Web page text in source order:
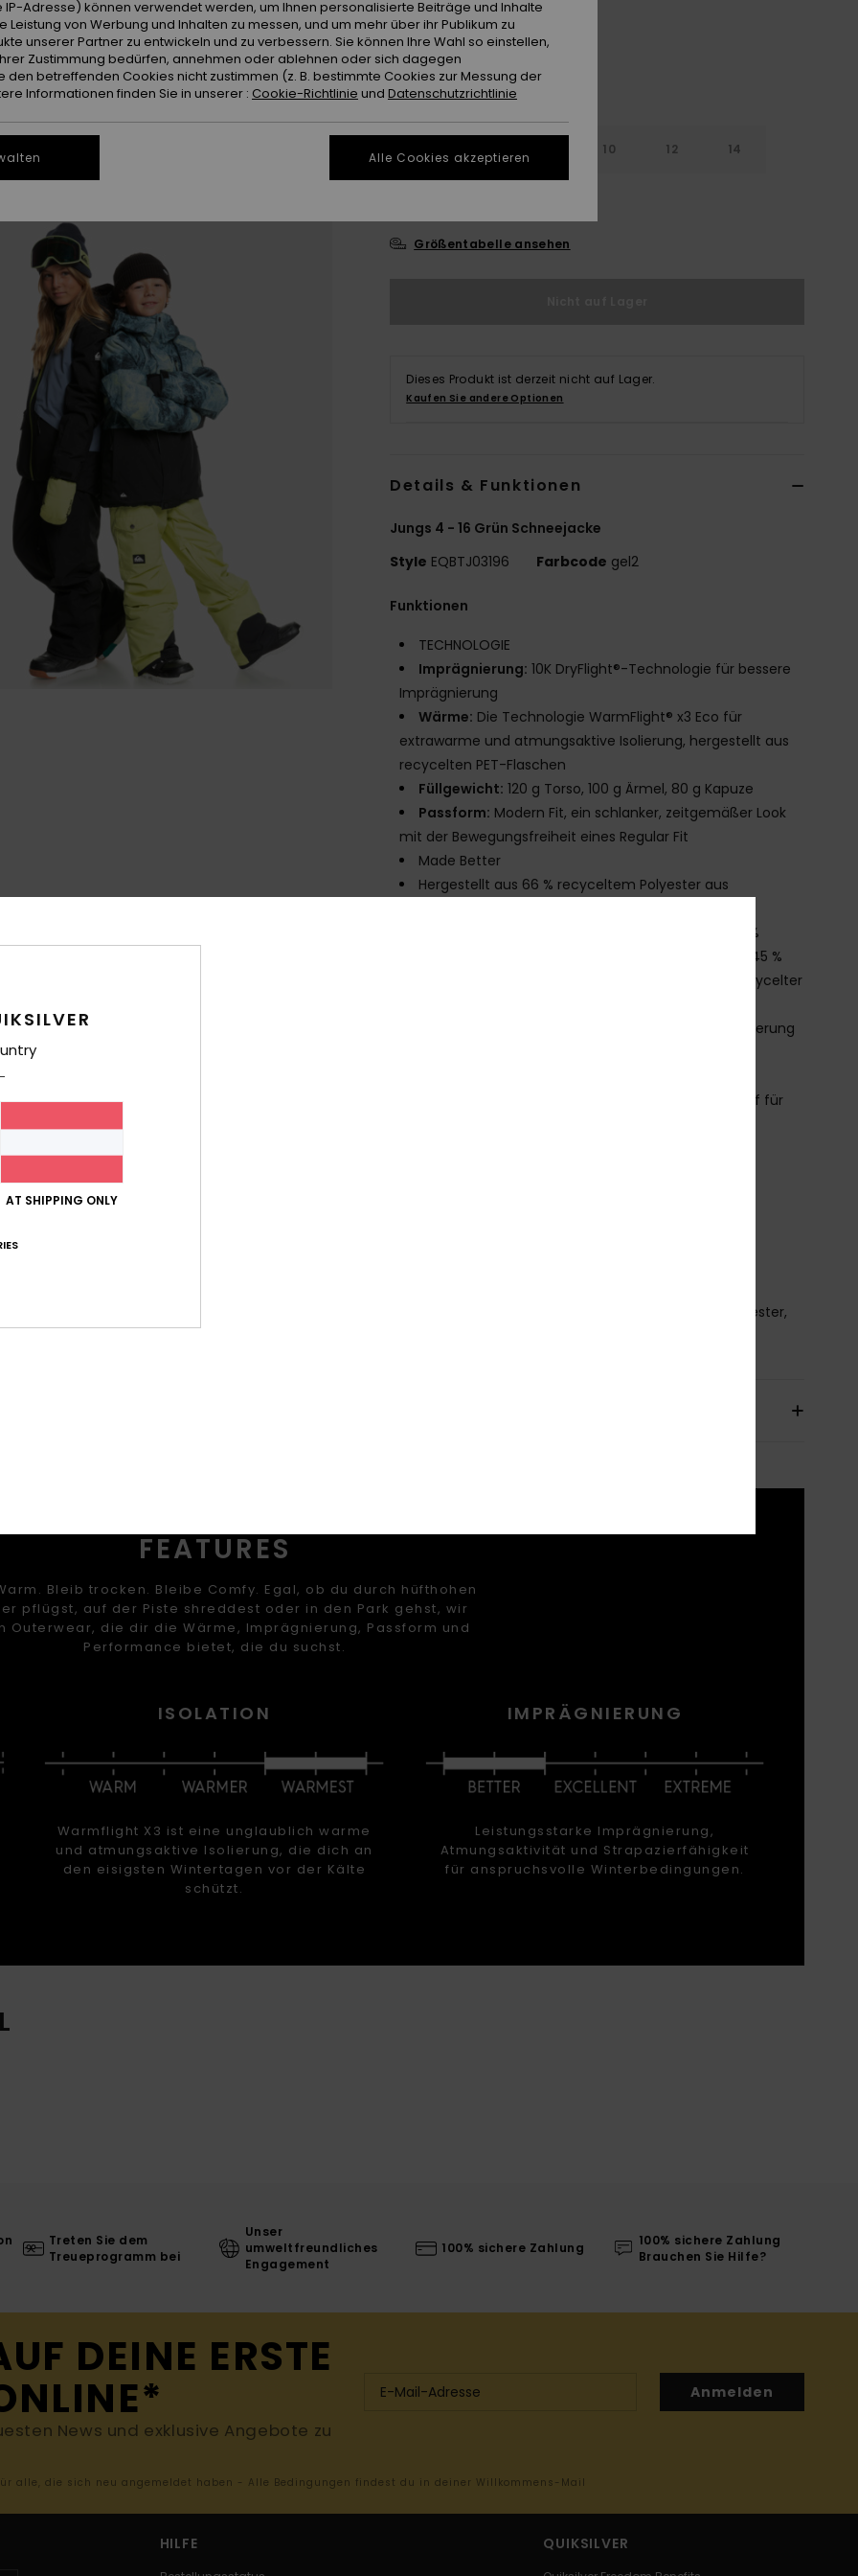
10 12 14
Größentabelle ansehen
Dieses Produkt ist derzeit nicht auf Lager.
Kaufen Sie andere Optionen
Details & Funktionen
Jungs 4 - 16 Grün Schneejacke
Style EQBTJ03196 Farbcode gel2
Funktionen
TECHNOLOGIE
Imprägnierung: 10K DryFlight®-Technologie für bessere
Imprägnierung
Wärme: Die Technologie WarmFlight® x3 Eco für
extrawarme und atmungsaktive Isolierung, hergestellt aus
recycelten PET-Flaschen
Füllgewicht: 120 g Torso, 100 g Ärmel, 80 g Kapuze
Passform: Modern Fit, ein schlanker, zeitgemäßer Look
mit der Bewegungsfreiheit eines Regular Fit
Made Better
Hergestellt aus 66 % recyceltem Polyester aus
Shell: Hergestellt aus Textilabfällen, 100 %
recycelter Polyester + 55 % recycelter Polyester und 45 %
Polyester beim bedruckten Stoff, Isolierung: 100 % recycelter
Dauerhaft wasserabweisende Imprägnierung
Leichtes Taft mit gebürstetem Trikot-Stoff für
[Hauptstoff] 55 % recycelter Polyester,
FEATURES
Bleib trocken. Bleibe Comfy. Egal, ob du durch hüfthohen
pflügst, auf der Piste shreddest oder in den Park gehst, wir
Outerwear, die dir die Wärme, Imprägnierung, Passform und
Performance bietet, die du suchst.
ISOLATION
Warmflight X3 ist eine unglaublich warme
und atmungsaktive Isolierung, die dich an
den eisigsten Wintertagen vor der Kälte
schützt.
IMPRÄGNIERUNG
Leistungsstarke Imprägnierung,
Atmungsaktivität und Strapazierfähigkeit
für anspruchsvolle Winterbedingungen.
Treten Sie dem
Treueprogramm bei
Unser
umweltfreundliches
Engagement
100% sichere Zahlung
100% sichere Zahlung
Brauchen Sie Hilfe?
DEINE ERSTE
News und exklusive Angebote zu
Anmelden
alle, die sich neu angemeldet haben - Alle Bedingungen findest du in deiner Willkommens-Mail
HILFE QUIKSILVER
AT SHIPPING ONLY
IP-Adresse) können verwendet werden, um Ihnen personalisierte Beiträge und Inhalte
Leistung von Werbung und Inhalten zu messen, und um mehr über ihr Publikum zu
unserer Partner zu entwickeln und zu verbessern. Sie können Ihre Wahl so einstellen,
Zustimmung bedürfen, annehmen oder ablehnen oder sich dagegen
den betreffenden Cookies nicht zustimmen (z. B. bestimmte Cookies zur Messung der
Informationen finden Sie in unserer : Cookie-Richtlinie und Datenschutzrichtlinie
Alle Cookies akzeptieren